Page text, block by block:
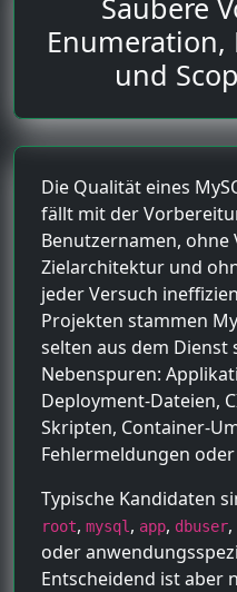
Saubere
Enumeration,
und
Die Qualität eines
fällt mit der
Benutzernamen,
Zielarchitektur und
jeder Versuch
Projekten stammen
selten aus dem Dienst
Nebenspuren:
Deployment-Dateien,
Skripten, Container-
Fehlermeldungen
Typische Kandidaten
root, mysql , app, dbuser,
oder
Entscheidend ist aber